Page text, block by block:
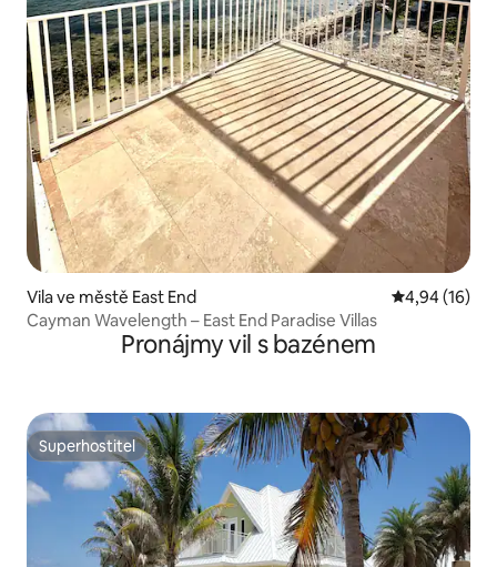
Vila ve městě East End Průměrné
4,94 (16)
Cayman Wavelength – East End Paradise Villas
Pronájmy vil s bazénem
Superhostitel
Superhostitel